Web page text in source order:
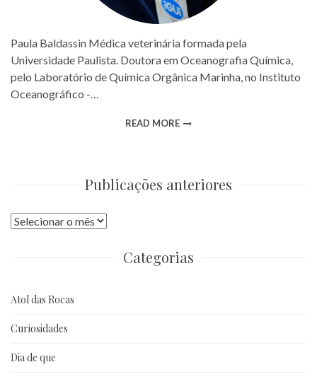
Paula Baldassin Médica veterinária formada pela
Universidade Paulista. Doutora em Oceanografia Química,
pelo Laboratório de Química Orgânica Marinha, no Instituto
Oceanográfico -…
READ MORE
Publicações anteriores
Publicações
Categorias
Atol das Rocas
Curiosidades
Dia de que